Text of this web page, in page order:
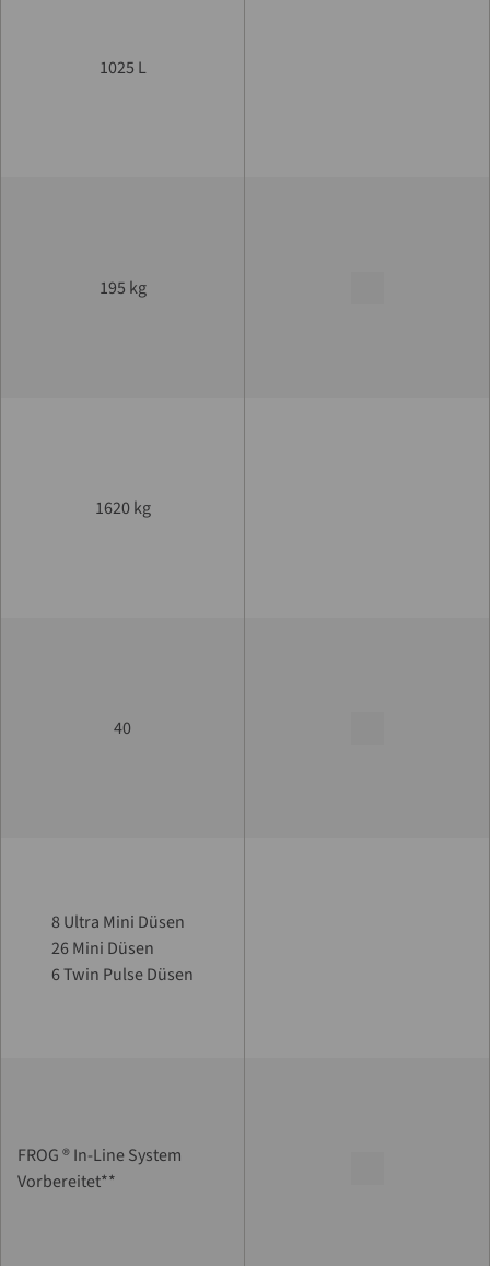
1025 L
195 kg
1620 kg
40
8 Ultra Mini Düsen
26 Mini Düsen
6 Twin Pulse Düsen
FROG ® In-Line System
Vorbereitet**